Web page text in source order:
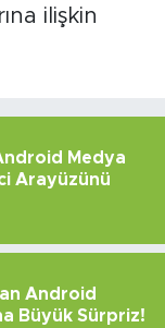
ilişkin
Medya
Arayüzünü
Android
Büyük Sürpriz!